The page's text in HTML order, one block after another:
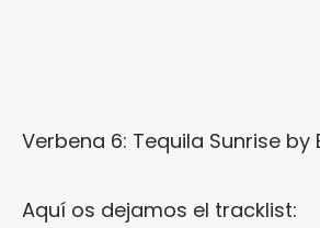
Verbena 6: Tequila Sunrise by
Aquí os dejamos el tracklist: